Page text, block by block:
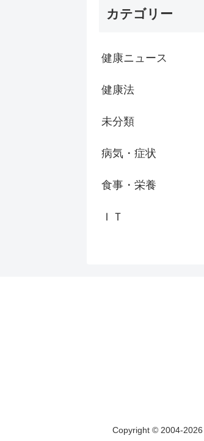
カテゴリー
健康ニュース
健康法
未分類
病気・症状
食事・栄養
ＩＴ
Copyright © 2004-2026